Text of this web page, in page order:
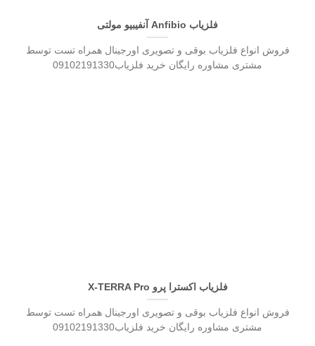
فلزیاب Anfibio آنفیبیو مولتی
فروش انواع فلزیاب بوقی و تصویری اورجینال همراه تست توسط
مشتری مشاوره رایگان خرید فلزیاب09102191330
فلزیاب اکسترا پرو X-TERRA Pro
فروش انواع فلزیاب بوقی و تصویری اورجینال همراه تست توسط
مشتری مشاوره رایگان خرید فلزیاب09102191330